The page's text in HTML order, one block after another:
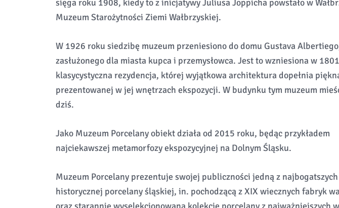
sięga roku 1908, kiedy to z inicjatywy Juliusa Joppicha powstało w
Muzeum Starożytności Ziemi Wałbrzyskiej.
W 1926 roku siedzibę muzeum przeniesiono do domu Gustava
zasłużonego dla miasta kupca i przemysłowca. Jest to wzniesiona w
klasycystyczna rezydencja, której wyjątkowa architektura dopełnia
prezentowanej w jej wnętrzach ekspozycji. W budynku tym muzeum
dziś.
Jako Muzeum Porcelany obiekt działa od 2015 roku, będąc przykładem
najciekawszej metamorfozy ekspozycyjnej na Dolnym Śląsku.
Muzeum Porcelany prezentuje swojej publiczności jedną z
historycznej porcelany śląskiej, in. pochodzącą z XIX wiecznych fabryk